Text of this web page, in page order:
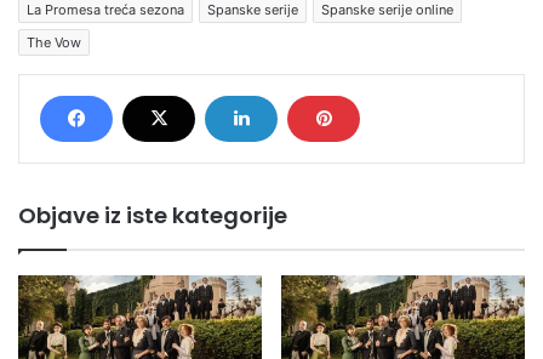
La Promesa treća sezona
Spanske serije
Spanske serije online
The Vow
Objave iz iste kategorije